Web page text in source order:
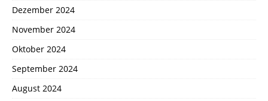
Dezember 2024
November 2024
Oktober 2024
September 2024
August 2024